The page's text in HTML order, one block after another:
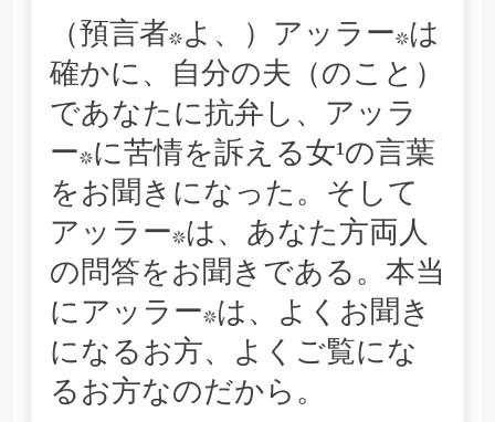
（預言者*よ、）アッラー*は
確かに、自分の夫（のこと）
であなたに抗弁し、アッラ
ー*に苦情を訴える女¹の言葉
をお聞きになった。そして
アッラー*は、あなた方両人
の問答をお聞きである。本当
にアッラー*は、よくお聞き
になるお方、よくご覧にな
るお方なのだから。